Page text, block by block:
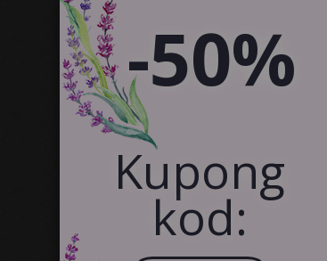
SIA Canvas WAY
Brīvības gatve
info@canvasway.com
-50%
Kupong
kod: